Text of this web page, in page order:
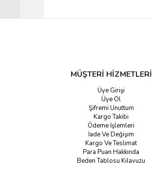
MÜŞTERİ HİZMETLERİ
Üye Girişi
Üye Ol
Şifremi Unuttum
Kargo Takibi
Ödeme İşlemleri
İade Ve Değişim
Kargo Ve Teslimat
Para Puan Hakkında
Beden Tablosu Kılavuzu